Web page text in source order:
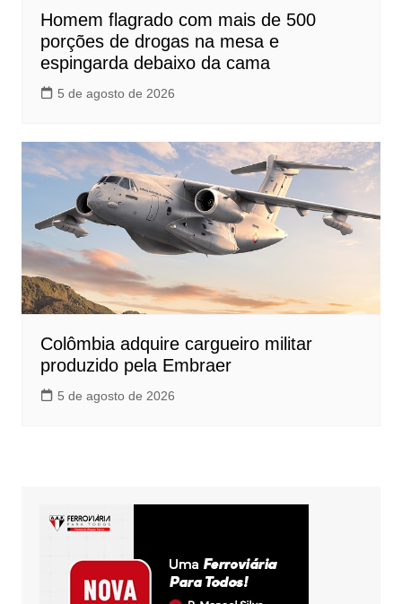
Homem flagrado com mais de 500
porções de drogas na mesa e
espingarda debaixo da cama
5 de agosto de 2026
Colômbia adquire cargueiro militar
produzido pela Embraer
5 de agosto de 2026